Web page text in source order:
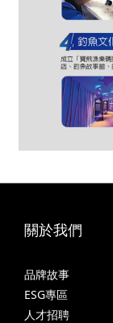
關於我們
品牌故事
ESG專區
人才招聘